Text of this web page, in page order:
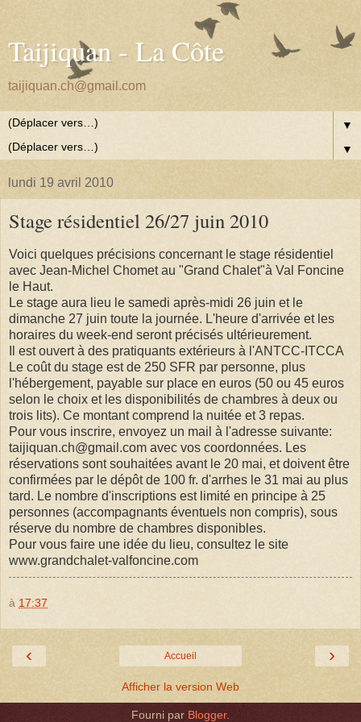
Taijiquan - La Côte
taijiquan.ch@gmail.com
▼
▼
lundi 19 avril 2010
Stage résidentiel 26/27 juin 2010
Voici quelques précisions concernant le stage résidentiel
avec Jean-Michel Chomet au "Grand Chalet"à Val Foncine
le Haut.
Le stage aura lieu le samedi après-midi 26 juin et le
dimanche 27 juin toute la journée. L'heure d'arrivée et les
horaires du week-end seront précisés ultérieurement.
Il est ouvert à des pratiquants extérieurs à l'ANTCC-ITCCA
Le coût du stage est de 250 SFR par personne, plus
l'hébergement, payable sur place en euros (50 ou 45 euros
selon le choix et les disponibilités de chambres à deux ou
trois lits). Ce montant comprend la nuitée et 3 repas.
Pour vous inscrire, envoyez un mail à l'adresse suivante:
taijiquan.ch@gmail.com avec vos coordonnées. Les
réservations sont souhaitées avant le 20 mai, et doivent être
confirmées par le dépôt de 100 fr. d'arrhes le 31 mai au plus
tard. Le nombre d'inscriptions est limité en principe à 25
personnes (accompagnants éventuels non compris), sous
réserve du nombre de chambres disponibles.
Pour vous faire une idée du lieu, consultez le site
www.grandchalet-valfoncine.com
à 17:37
‹ ›
Accueil
Afficher la version Web
Fourni par Blogger.